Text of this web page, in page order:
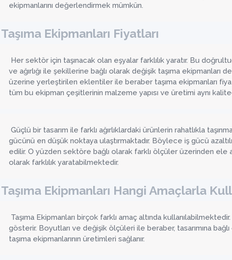
ekipmanlarını değerlendirmek mümkün.
Taşıma Ekipmanları Fiyatları
Her sektör için taşınacak olan eşyalar farklılık yaratır. Bu
ve ağırlığı ile şekillerine bağlı olarak değişik taşıma
üzerine yerleştirilen eklentiler ile beraber taşıma ekipmanları
tüm bu ekipman çeşitlerinin malzeme yapısı ve üretimi aynı
Güçlü bir tasarım ile farklı ağırlıklardaki ürünlerin rahatlıkla
gücünü en düşük noktaya ulaştırmaktadır. Böylece iş gücü
edilir. O yüzden sektöre bağlı olarak farklı ölçüler üzerinden ele
olarak farklılık yaratabilmektedir.
Taşıma Ekipmanları Hangi Amaçlarla
Taşıma Ekipmanları birçok farklı amaç altında
gösterir. Boyutları ve değişik ölçüleri ile beraber, tasarımına
taşıma ekipmanlarının üretimleri sağlanır.